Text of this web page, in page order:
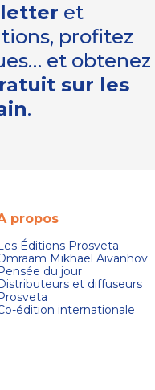
et
profitez
et obtenez
sur les
.
propos
Éditions Prosveta
Mikhaël Aivanhov
du jour
et diffuseurs
édition internationale